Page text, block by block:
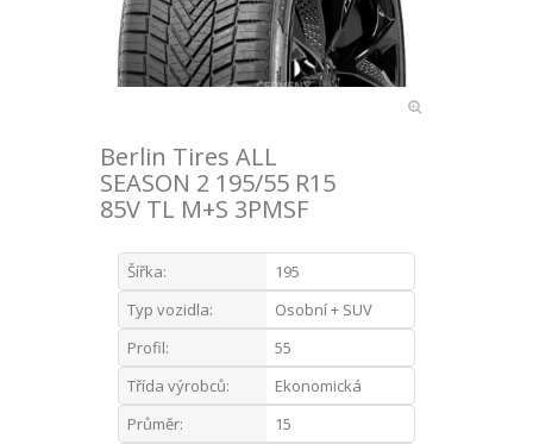
Berlin Tires ALL
SEASON 2 195/55 R15
85V TL M+S 3PMSF
Šířka:
195
Typ vozidla:
Osobní + SUV
Profil:
55
Třída výrobců:
Ekonomická
Průměr:
15